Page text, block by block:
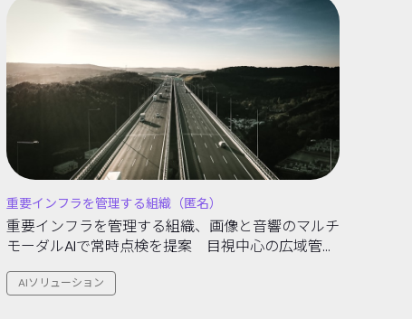
重要インフラを管理する組織（匿名）
重要インフラを管理する組織、画像と音響のマルチ
モーダルAIで常時点検を提案 目視中心の広域管理
AIソリューション